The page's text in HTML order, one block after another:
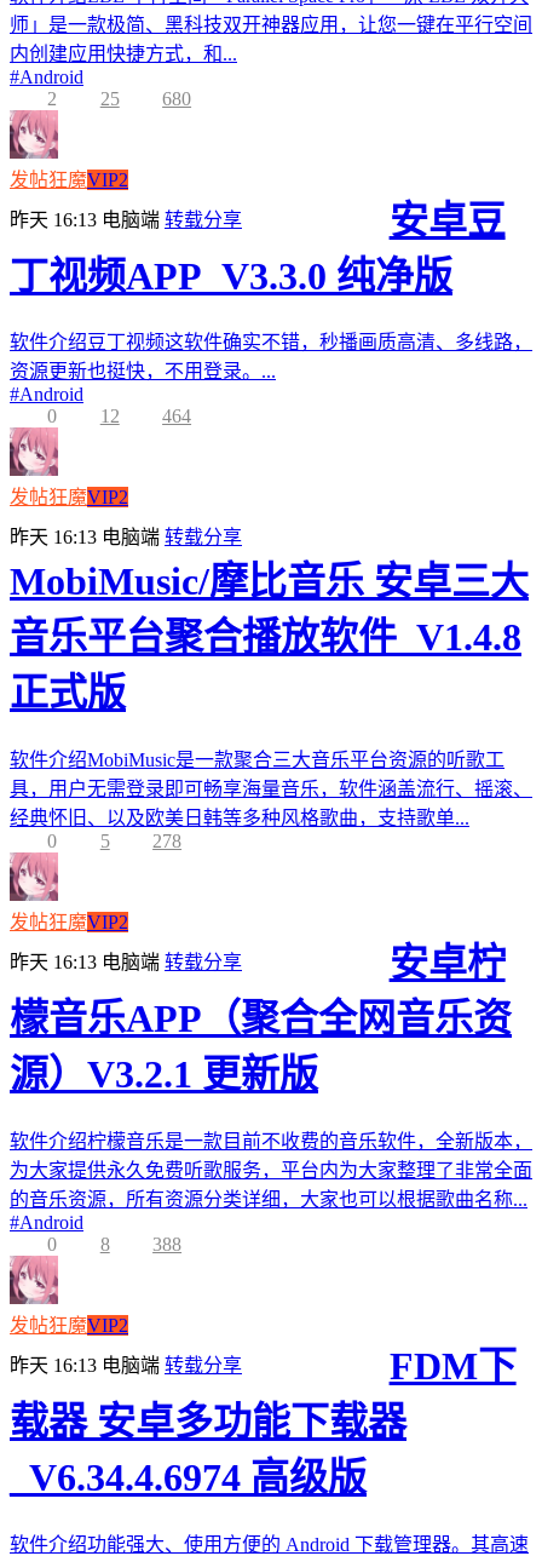
师」是一款极简、黑科技双开神器应用，让您一键在平行空间
内创建应用快捷方式，和...
#Android
2
25 680
发帖狂魔VIP2
昨天 16:13 电脑端 转载分享
安卓豆
丁视频APP_V3.3.0 纯净版
软件介绍豆丁视频这软件确实不错，秒播画质高清、多线路，
资源更新也挺快，不用登录。...
#Android
0
12 464
发帖狂魔VIP2
昨天 16:13 电脑端 转载分享
MobiMusic/摩比音乐 安卓三大
音乐平台聚合播放软件_V1.4.8
正式版
软件介绍MobiMusic是一款聚合三大音乐平台资源的听歌工
具，用户无需登录即可畅享海量音乐，软件涵盖流行、摇滚、
经典怀旧、以及欧美日韩等多种风格歌曲，支持歌单...
0
5 278
发帖狂魔VIP2
昨天 16:13 电脑端 转载分享
安卓柠
檬音乐APP（聚合全网音乐资
源）V3.2.1 更新版
软件介绍柠檬音乐是一款目前不收费的音乐软件，全新版本，
为大家提供永久免费听歌服务，平台内为大家整理了非常全面
的音乐资源，所有资源分类详细，大家也可以根据歌曲名称...
#Android
0
8 388
发帖狂魔VIP2
昨天 16:13 电脑端 转载分享
FDM下
载器 安卓多功能下载器
_V6.34.4.6974 高级版
软件介绍功能强大、使用方便的 Android 下载管理器。其高速